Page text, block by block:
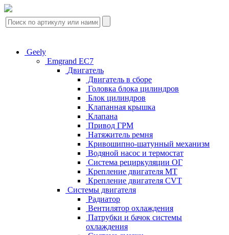
Geely
Emgrand EC7
Двигатель
Двигатель в сборе
Головка блока цилиндров
Блок цилиндров
Клапанная крышка
Клапана
Привод ГРМ
Натяжитель ремня
Кривошипно-шатунный механизм
Водяной насос и термостат
Система рециркуляции ОГ
Крепление двигателя MT
Крепление двигателя CVT
Системы двигателя
Радиатор
Вентилятор охлаждения
Патрубки и бачок системы
охлаждения